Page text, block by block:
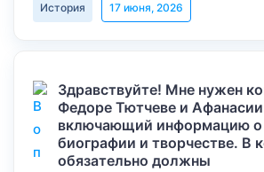
История 17 июня, 2026
Здравствуйте! Мне нужен
Федоре Тютчеве и
включающий информацию о
биографии и творчестве. В
обязательно должны